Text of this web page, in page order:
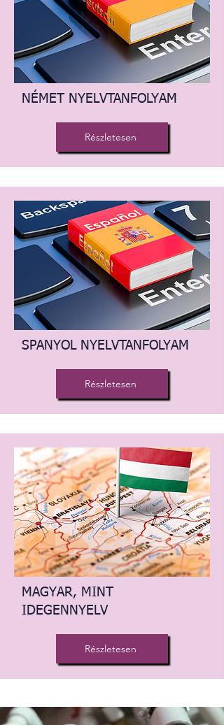
NÉMET NYELVTANFOLYAM
Részletesen
SPANYOL NYELVTANFOLYAM
Részletesen
MAGYAR, MINT
IDEGENNYELV
Részletesen